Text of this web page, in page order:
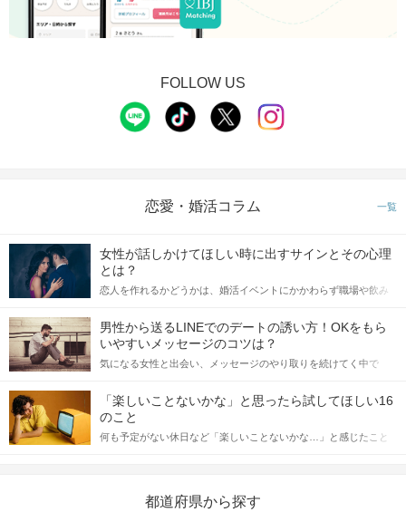
FOLLOW US
恋愛・婚活コラム 一覧
女性が話しかけてほしい時に出すサインとその心理
とは？
恋人を作れるかどうかは、婚活イベントにかかわらず職場や飲み
てアプローチできるかにも左右されます。 これから恋人作りを本
格的に始めようとしている方は、女性が異性を求めて出すサイン
をしっかりと理解し、正しい行動に移せるかどうかが重要。 この
記事では、女性が話しかけて欲しい時に出すサインとその心理を
合にどのような行動に繋げるべきかをご紹介していきます。
男性から送るLINEでのデートの誘い方！OKをもら
いやすいメッセージのコツは？
気になる女性と出会い、メッセージのやり取りを続けてく中で
しかし、中には「どう誘ったらいいの？」とお困りの男性もいら
っしゃるのではないでしょうか。 そこで今回は、男性から女性へ
送るLINEでのデートの誘い方のコツをご紹介します。例文も混じ
えながら解説するので、ぜひ参考にしてください。
「楽しいことないかな」と思ったら試してほしい16
のこと
何も予定がない休日など「楽しいことないかな…」と感じたこと
の楽しいことアイデアを集めました♪ いままさに楽しいことを探し
都道府県から探す